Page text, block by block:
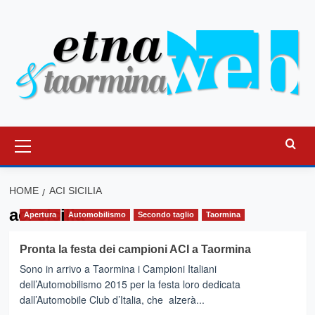
principale
HOME ACI SICILIA
aci sicilia
Apertura Automobilismo Secondo taglio Taormina
Pronta la festa dei campioni ACI a Taormina
Sono in arrivo a Taormina i Campioni Italiani
dell’Automobilismo 2015 per la festa loro dedicata
dall’Automobile Club d’Italia, che alzerà...